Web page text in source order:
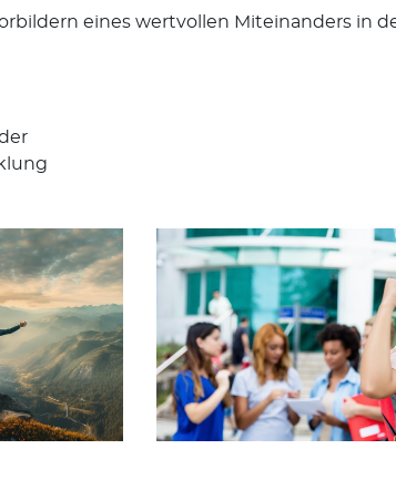
eines wertvollen Miteinanders in